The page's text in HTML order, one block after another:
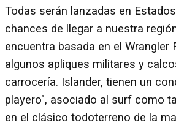
Todas serán lanzadas en
chances de llegar a nuestra
encuentra basada en el Wrangler
algunos apliques militares y
carrocería. Islander, tienen un
playero", asociado al surf como
en el clásico todoterreno de la